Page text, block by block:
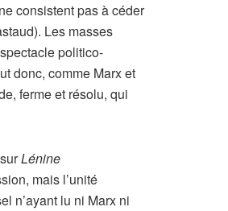
consistent pas à céder
Les masses
politico-
donc, comme Marx et
ferme et résolu, qui
Lénine
mais l’unité
n’ayant lu ni Marx ni